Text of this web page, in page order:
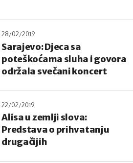
28/02/2019
Sarajevo: Djeca sa
poteškoćama sluha i govora
održala svečani koncert
22/02/2019
Alisa u zemlji slova:
Predstava o prihvatanju
drugačijih